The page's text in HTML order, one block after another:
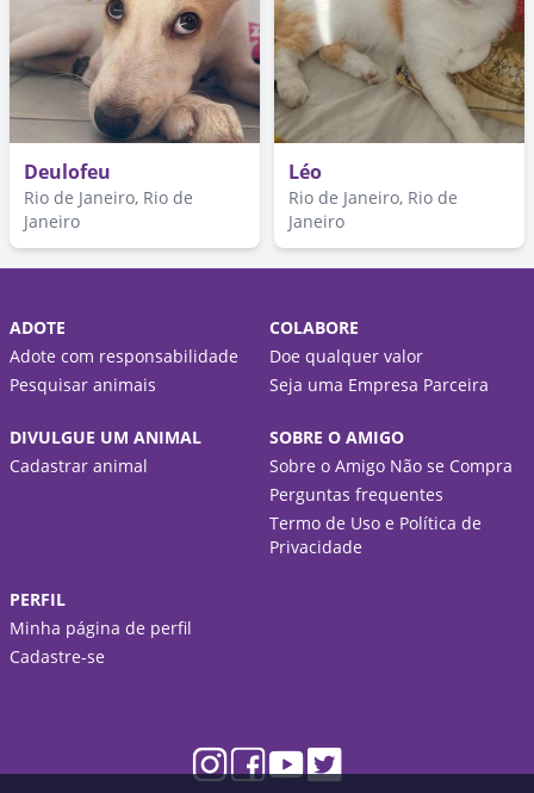
Deulofeu
Rio de Janeiro, Rio de
Janeiro
Léo
Rio de Janeiro, Rio de
Janeiro
ADOTE
Adote com responsabilidade
Pesquisar animais
COLABORE
Doe qualquer valor
Seja uma Empresa Parceira
DIVULGUE UM ANIMAL
Cadastrar animal
SOBRE O AMIGO
Sobre o Amigo Não se Compra
Perguntas frequentes
Termo de Uso e Política de
Privacidade
PERFIL
Minha página de perfil
Cadastre-se